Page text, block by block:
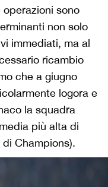
sono
non solo
immediati, ma al
ricambio
che a giugno
logora e
la squadra
più alta di
Champions).